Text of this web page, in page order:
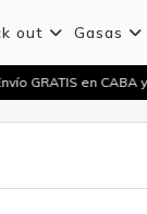
out Gasas
GRATIS en